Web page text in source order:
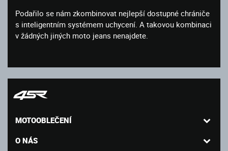
Podařilo se nám zkombinovat nejlepší dostupné chrániče
s inteligentním systémem uchycení. A takovou kombinaci
v žádných jiných moto jeans nenajdete.
MOTOOBLEČENÍ
O NÁS